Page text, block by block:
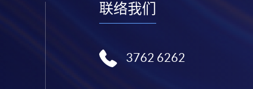
联络我们
3762 6262